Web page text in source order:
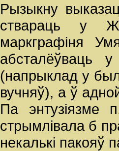
Рызыкну
ствараць у
маркграфіня
абсталёўваць
(напрыклад у
вучняў), а ў
Па энтузіязме
стрымлівала б
некалькі пакояў